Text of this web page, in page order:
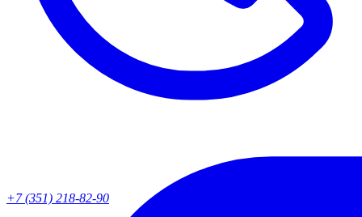
+7 (351) 218-82-90